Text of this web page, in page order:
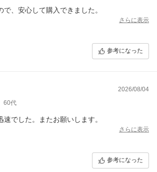
、安心して購入できました。
さらに表示
参考になった
2026/08/04
60代
でした。またお願いします。
さらに表示
参考になった